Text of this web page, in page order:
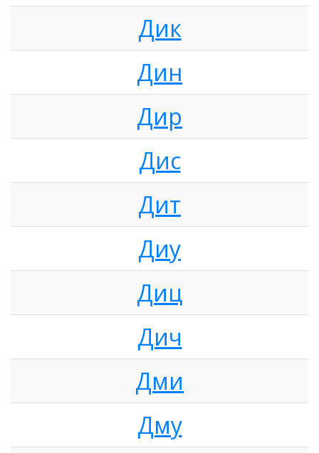
Дик
Дин
Дир
Дис
Дит
Диу
Диц
Дич
Дми
Дму